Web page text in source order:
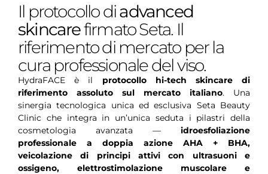
Il protocollo diadvanced
skincarefirmato Seta. Il
riferimento di mercato per la
cura professionale del viso.
HydraFACE è il protocollo hi-tech skincare di
riferimento assoluto sul mercato italiano. Una
sinergia tecnologica unica ed esclusiva Seta Beauty
Clinic che integra in un’unica seduta i pilastri della
cosmetologia avanzata — idroesfoliazione
professionale a doppia azione AHA + BHA,
veicolazione di principi attivi con ultrasuoni e
ossigeno, elettrostimolazione muscolare e